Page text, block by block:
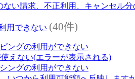
ない請求、不正利用、キャンセル
用できない (40件)
ングの利用ができない
えない(エラーが表示される)
ングの利用ができない